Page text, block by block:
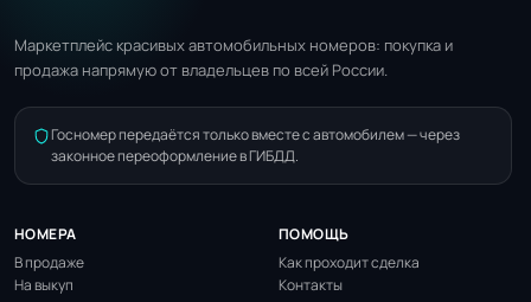
Маркетплейс красивых автомобильных номеров: покупка и
продажа напрямую от владельцев по всей России.
Госномер передаётся только вместе с автомобилем — через
законное переоформление в ГИБДД.
НОМЕРА
В продаже
На выкуп
ПОМОЩЬ
Как проходит сделка
Контакты